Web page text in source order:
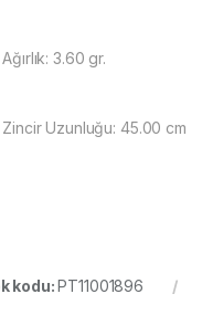
3.60 gr.
Zincir Uzunluğu: 45.00 cm
kodu:PT11001896